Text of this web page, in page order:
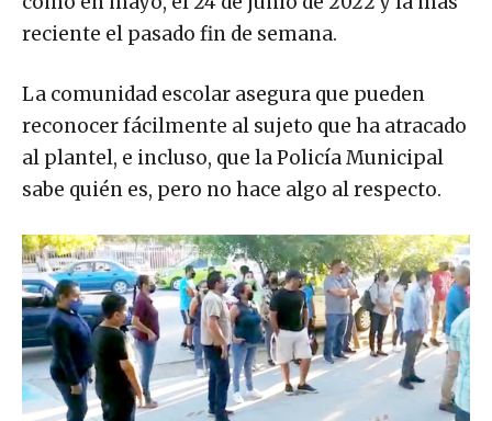
reciente el pasado fin de semana.
La comunidad escolar asegura que pueden
reconocer fácilmente al sujeto que ha atracado
al plantel, e incluso, que la Policía Municipal
sabe quién es, pero no hace algo al respecto.